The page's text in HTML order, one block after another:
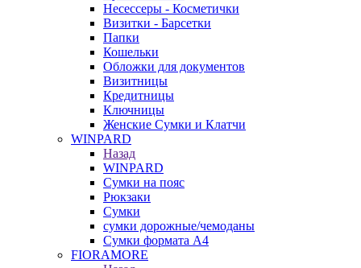
Несессеры - Косметички
Визитки - Барсетки
Папки
Кошельки
Обложки для документов
Визитницы
Кредитницы
Ключницы
Женские Сумки и Клатчи
WINPARD
Назад
WINPARD
Сумки на пояс
Рюкзаки
Сумки
сумки дорожные/чемоданы
Сумки формата А4
FIORAMORE